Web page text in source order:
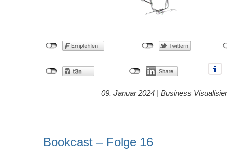
09. Januar 2024 | Business
Bookcast – Folge 16